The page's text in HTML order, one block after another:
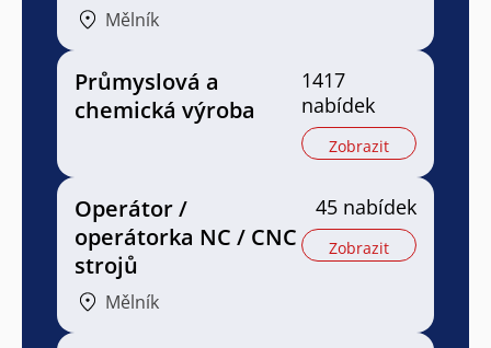
Mělník
Průmyslová a
chemická výroba
1417
nabídek
Zobrazit
Operátor /
operátorka NC / CNC
strojů
Mělník
45 nabídek
Zobrazit